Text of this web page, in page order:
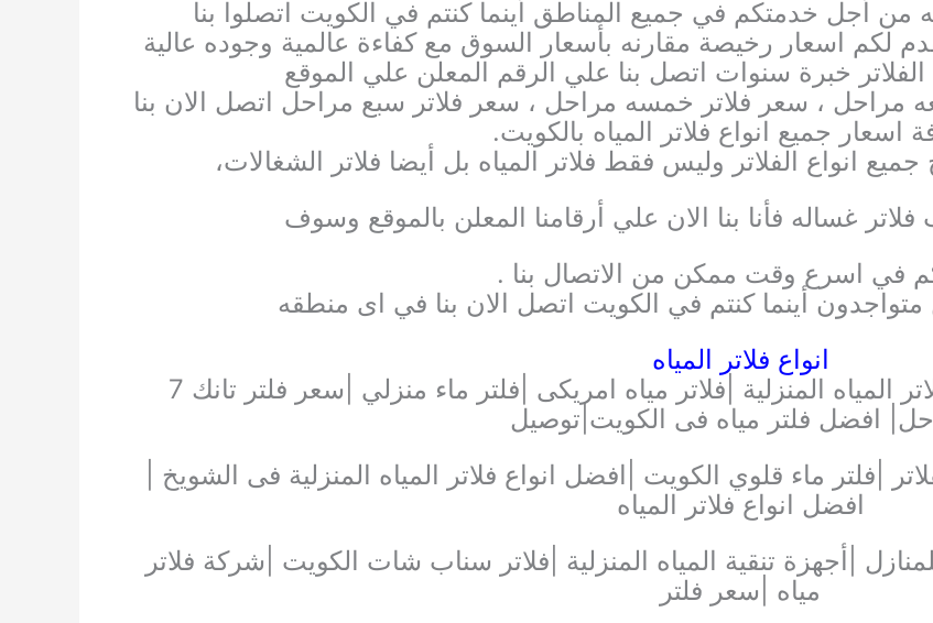
لكم اسعار رخيصة مقارنه بأسعار السوق مع كفاءة عالمية وجوده عالية
خبرة سنوات اتصل بنا علي الرقم المعلن علي الموقع
مراحل ، سعر فلاتر خمسه مراحل ، سعر فلاتر سبع مراحل اتصل الان بنا
اسعار جميع انواع فلاتر المياه بالكويت.
انواع الفلاتر وليس فقط فلاتر المياه بل أيضا فلاتر الشغالات،
غساله فأنا بنا الان علي أرقامنا المعلن بالموقع وسوف
في اسرع وقت ممكن من الاتصال بنا .
أينما كنتم في الكويت اتصل الان بنا في اى منطقه
انواع فلاتر المياه
|اسعار فلاتر المياه المنزلية |فلاتر مياه امريكى |فلتر ماء منزلي |سعر فلتر تانك 7
افضل فلتر مياه فى الكويت|توصيل
|فلتر ماء قلوي الكويت |افضل انواع فلاتر المياه المنزلية فى الشويخ |
افضل انواع فلاتر المياه
|أجهزة تنقية المياه المنزلية |فلاتر سناب شات الكويت |شركة فلاتر
مياه |سعر فلتر